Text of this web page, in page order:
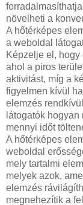
növelheti a
A hőtérképes
a weboldal
Képzelje el,
ahol a piros
aktivitást, míg a
figyelmen kívül
elemzés
látogatók
mennyi időt
A hőtérképes
weboldal
mely tartalmi
melyek azok,
elemzés
megnehezítik a